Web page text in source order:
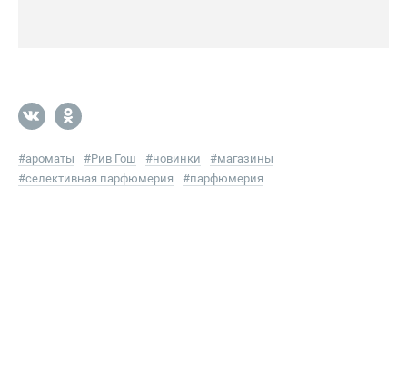
#ароматы #Рив Гош #новинки #магазины
#селективная парфюмерия #парфюмерия